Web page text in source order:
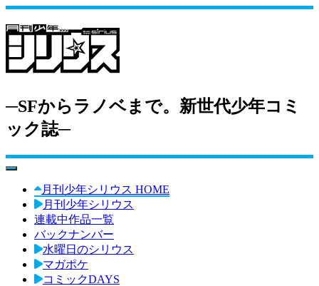
─SFからラノベまで。新世代少年コミ
ック誌─
toggle navigation
月刊少年シリウス HOME
月刊少年シリウス
連載中作品一覧
バックナンバー
水曜日のシリウス
マガポケ
コミックDAYS